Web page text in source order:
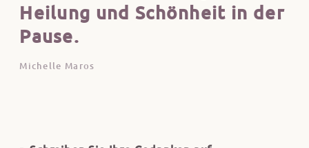
Heilung und Schönheit in der
Pause.
Michelle Maros